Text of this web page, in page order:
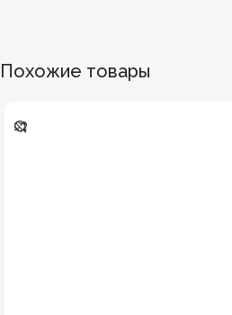
Похожие товары